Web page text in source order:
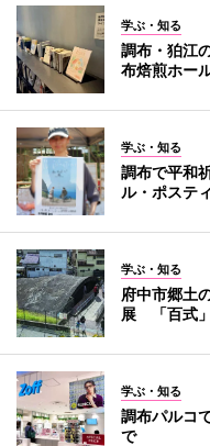
学ぶ・知る
調布・狛江
布焙煎ホー
学ぶ・知る
調布で平和
ル・ポステ
学ぶ・知る
府中市郷土
展 「百式
学ぶ・知る
調布パルコ
で